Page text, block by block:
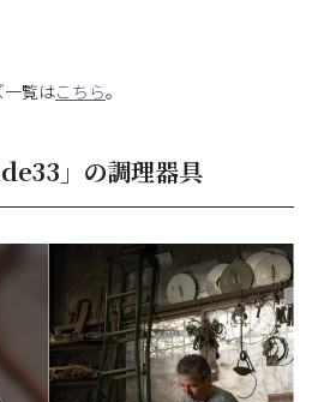
一覧はこちら。
」の調理器具